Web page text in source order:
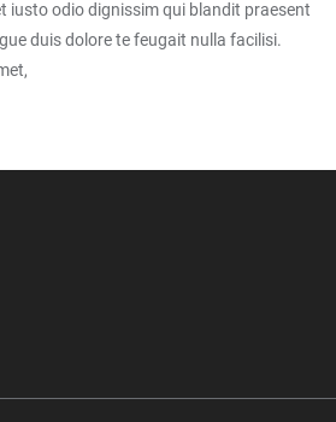
iusto odio dignissim qui blandit praesent
duis dolore te feugait nulla facilisi.